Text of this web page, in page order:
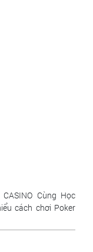
CASINO Cùng Học
cách chơi Poker